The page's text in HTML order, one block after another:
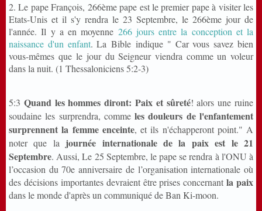
2. Le pape François, 266ème pape est le premier pape à visiter les
Etats-Unis et il s'y rendra le 23 Septembre, le 266ème jour de
l'année. Il y a en moyenne 266 jours entre la conception et la
naissance d'un enfant. La Bible indique " Car vous savez bien
vous-mêmes que le jour du Seigneur viendra comme un voleur
dans la nuit. (1 Thessaloniciens 5:2-3)
5:3 Quand les hommes diront: Paix et sûreté! alors une ruine
soudaine les surprendra, commeles douleurs de l'enfantement
surprennent la femme enceinte, et ils n'échapperont point." A
noter que la journée internationale de la paix est le 21
Septembre. Aussi, Le 25 Septembre, le pape se rendra à l'ONU à
l’occasion du 70e anniversaire de l’organisation internationale où
des décisions importantes devraient être prises concernantla paix
dans le monde d'après un communiqué de Ban Ki-moon.